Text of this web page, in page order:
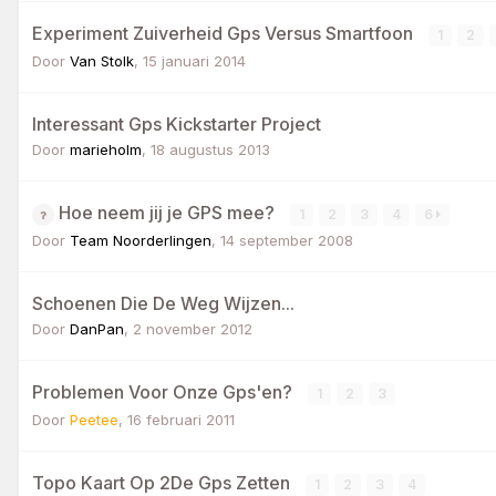
Experiment Zuiverheid Gps Versus Smartfoon 1 2
Door Van Stolk, 15 januari 2014
Interessant Gps Kickstarter Project
Door marieholm, 18 augustus 2013
Hoe neem jij je GPS mee? 1 2 3 4 6
Door Team Noorderlingen, 14 september 2008
Schoenen Die De Weg Wijzen...
Door DanPan, 2 november 2012
Problemen Voor Onze Gps'en? 1 2 3
Door Peetee, 16 februari 2011
Topo Kaart Op 2De Gps Zetten 1 2 3 4